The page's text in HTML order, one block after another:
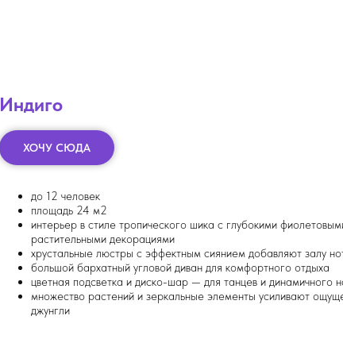
Индиго
ХОЧУ СЮДА
до 12 человек
площадь 24 м2
интерьер в стиле тропического шика с глубокими
растительными декорациями
хрустальные люстры с эффектным сиянием добавляют залу
большой бархатный угловой диван для комфортного отдыха
цветная подсветка и диско-шар — для танцев и динамичного
множество растений и зеркальные элементы усиливают
джунгли